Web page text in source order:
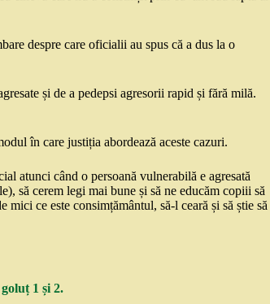
despre care oficialii au spus că a dus la o
și de a pedepsi agresorii rapid și fără milă.
în care justiția abordează aceste cazuri.
atunci când o persoană vulnerabilă e agresată
să cerem legi mai bune și să ne educăm copiii să
mici ce este consimțământul, să-l ceară și să știe să
1 și 2.